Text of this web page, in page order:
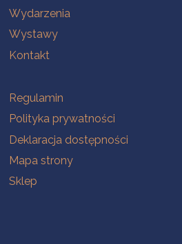
Wydarzenia
Wystawy
Kontakt
Na skróty
Regulamin
Polityka prywatności
Deklaracja dostępności
Mapa strony
Sklep